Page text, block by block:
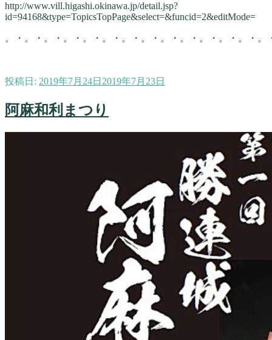
http://www.vill.higashi.okinawa.jp/detail.jsp?
id=94168&type=TopicsTopPage&select=&funcid=2&editMode=
。・。・。・。・。・。・。・。・。・。・。・。・。・
投稿日: 2019年7月24日 2019年7月23日
阿麻和利まつり